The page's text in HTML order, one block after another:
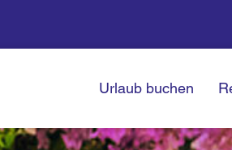
Urlaub buchen